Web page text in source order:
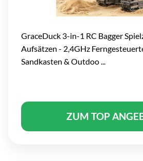
GraceDuck 3-in-1 RC Bagger
Aufsätzen - 2,4GHz
Sandkasten & Outdoo ...
ZUM TOP